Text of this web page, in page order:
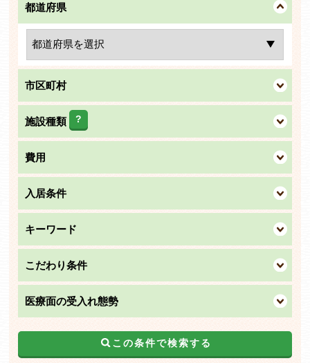
都道府県
市区町村
施設種類 ?
費用
入居条件
キーワード
こだわり条件
医療面の受入れ態勢
この条件で検索する